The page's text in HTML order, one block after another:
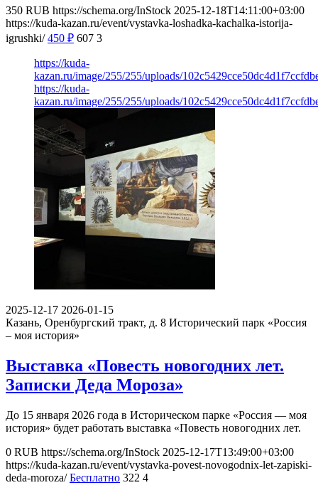
350 RUB https://schema.org/InStock 2025-12-18T14:11:00+03:00
https://kuda-kazan.ru/event/vystavka-loshadka-kachalka-istorija-
igrushki/ 450 ₽ 607 3
https://kuda-
kazan.ru/image/255/255/uploads/
https://kuda-
kazan.ru/image/255/255/uploads/
2025-12-17 2026-01-15
Казань, Оренбургский тракт, д. 8 Исторический парк «Россия
– моя история»
Выставка «Повесть новогодних лет.
Записки Деда Мороза»
До 15 января 2026 года в Историческом парке «Россия — моя
история» будет работать выставка «Повесть новогодних лет.
0 RUB https://schema.org/InStock 2025-12-17T13:49:00+03:00
https://kuda-kazan.ru/event/vystavka-povest-novogodnix-let-zapiski-
deda-moroza/ Бесплатно 322 4